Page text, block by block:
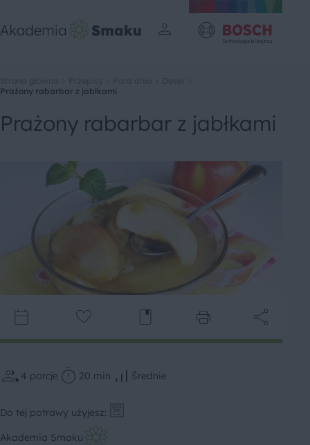
Prażony rabarbar z jabłkami
Prażony rabarbar z jabłkami
4 porcje 20 min Średnie
Do tej potrawy użyjesz:
Akademia Smaku